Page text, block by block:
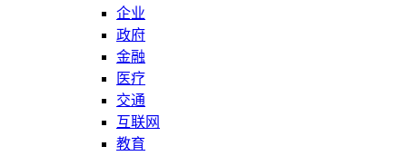
企业
政府
金融
医疗
交通
互联网
教育